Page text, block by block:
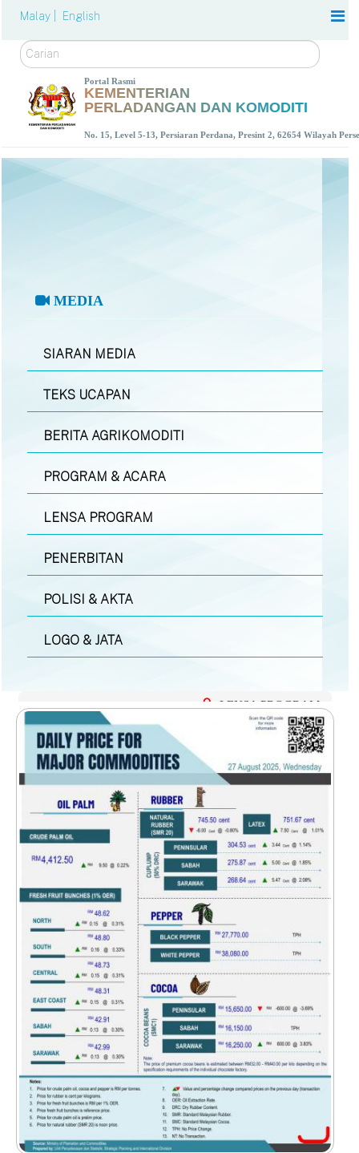
Malay | English
Carian
Portal Rasmi
KEMENTERIAN
PERLADANGAN DAN KOMODITI
No. 15, Level 5-13, Persiaran Perdana, Presint 2, 62654 Wilayah
MEDIA
SIARAN MEDIA
TEKS UCAPAN
BERITA AGRIKOMODITI
PROGRAM & ACARA
LENSA PROGRAM
PENERBITAN
POLISI & AKTA
LOGO & JATA
LENSA PROGRAM